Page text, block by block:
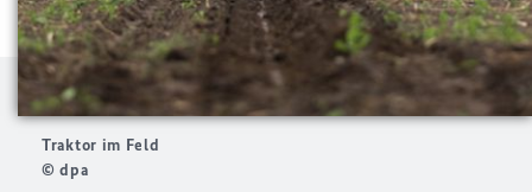
Traktor im Feld
© dpa